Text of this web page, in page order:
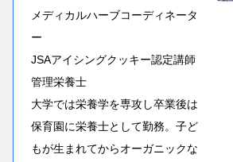
メディカルハーブコーディネータ
ー
JSAアイシングクッキー認定講師
管理栄養士
大学では栄養学を専攻し卒業後は
保育園に栄養士として勤務。子ど
もが生まれてからオーガニックな